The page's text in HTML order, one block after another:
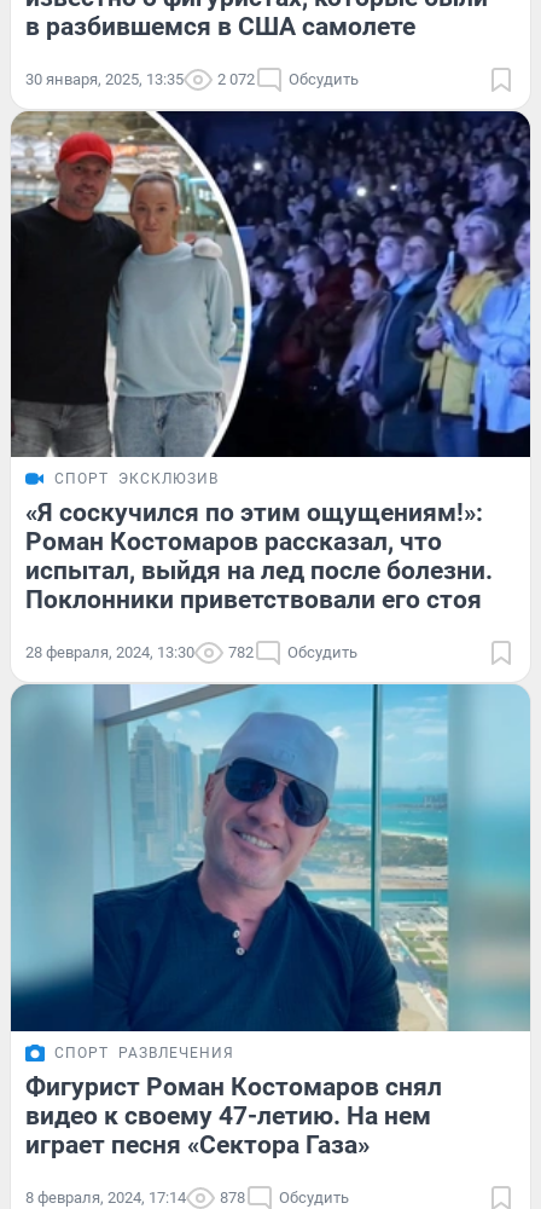
в разбившемся в США самолете
30 января, 2025, 13:35 2 072 Обсудить
СПОРТ ЭКСКЛЮЗИВ
«Я соскучился по этим ощущениям!»:
Роман Костомаров рассказал, что
испытал, выйдя на лед после болезни.
Поклонники приветствовали его стоя
28 февраля, 2024, 13:30 782 Обсудить
СПОРТ РАЗВЛЕЧЕНИЯ
Фигурист Роман Костомаров снял
видео к своему 47-летию. На нем
играет песня «Сектора Газа»
8 февраля, 2024, 17:14 878 Обсудить